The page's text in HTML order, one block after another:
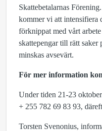
Skattebetalarnas
kommer vi att intensifiera
förknippat med vårt
skattepengar till rätt saker
minskas avsevärt.
För mer information
Under tiden 21-23
+ 255 782 69 83 93,
Torsten Svenonius,